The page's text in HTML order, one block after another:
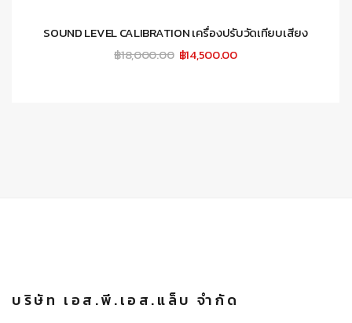
SOUND LEVEL CALIBRATION เครื่องปรับวัดเทียบเสียง
฿18,000.00 Original
price
฿14,500.00Current
บริษัท เอส.พี.เอส.แล็บ จำกัด